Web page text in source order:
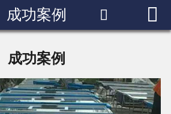
产品中心
成功案例
成功案例  
成功案例